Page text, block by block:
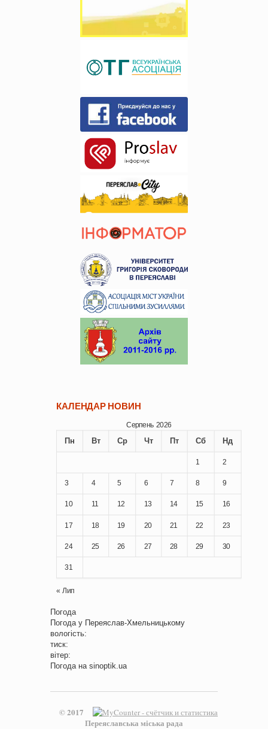
КАЛЕНДАР НОВИН
Серпень 2026
Пн Вт Ср Чт Пт Сб Нд
1 2
3 4 5 6 7 8 9
10 11 12 13 14 15 16
17 18 19 20 21 22 23
24 25 26 27 28 29 30
31
« Лип
Погода
Погода у Переяслав-Хмельницькому
вологість:
тиск:
вітер:
Погода на sinoptik.ua
© 2017
Переяславська міська рада